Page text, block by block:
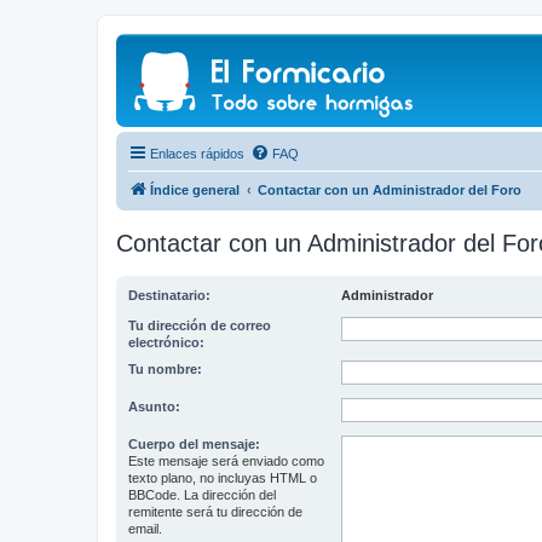
Enlaces rápidos FAQ
Índice general Contactar con un Administrador del Foro
Contactar con un Administrador del
Destinatario: Administrador
Tu dirección de correo
electrónico:
Tu nombre:
Asunto:
Cuerpo del mensaje:
Este mensaje será enviado como
texto plano, no incluyas HTML o
BBCode. La dirección del
remitente será tu dirección de
email.